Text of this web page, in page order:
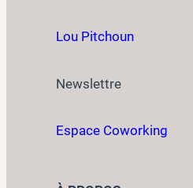
Lou Pitchoun
Newslettre
Espace Coworking